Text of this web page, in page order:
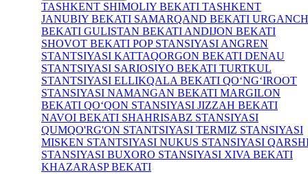
TASHKENT SHIMOLIY BEKATI TASHKENT
JANUBIY BEKATI SAMARQAND BEKATI URGANCH
BEKATI GULISTAN BEKATI ANDIJON BEKATI
SHOVOT BEKATI POP STANSIYASI ANGREN
STANTSIYASI KATTAQORGON BEKATI DENAU
STANTSIYASI SARIOSIYO BEKATI TURTKUL
STANTSIYASI ELLIKQALA BEKATI QO‘NG‘IROOT
STANSIYASI NAMANGAN BEKATI MARGILON
BEKATI QO‘QON STANSIYASI JIZZAH BEKATI
NAVOI BEKATI SHAHRISABZ STANSIYASI
QUMQO'RG'ON STANTSIYASI TERMIZ STANSIYASI
MISKEN STANTSIYASI NUKUS STANSIYASI
STANSIYASI BUXORO STANSIYASI XIVA BEKATI
KHAZARASP BEKATI